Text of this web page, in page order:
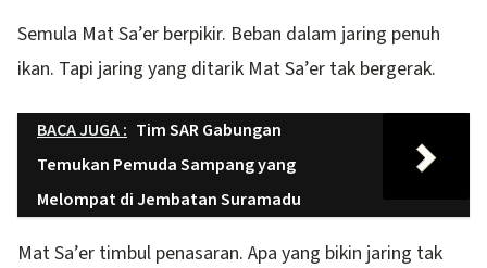
Semula Mat Sa’er berpikir. Beban dalam jaring penuh
ikan. Tapi jaring yang ditarik Mat Sa’er tak bergerak.
BACA JUGA : Tim SAR Gabungan
Temukan Pemuda Sampang yang
Melompat di Jembatan Suramadu
Mat Sa’er timbul penasaran. Apa yang bikin jaring tak